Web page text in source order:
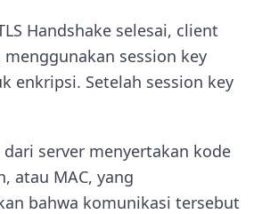
Handshake selesai, client
menggunakan session key
enkripsi. Setelah session key
dari server menyertakan kode
atau MAC, yang
bahwa komunikasi tersebut